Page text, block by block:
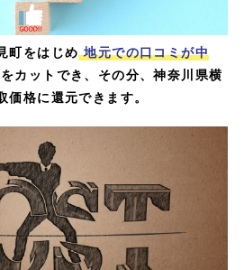
町をはじめ 地元での口コミが中
カットでき、その分、神奈川県横
格に還元できます。